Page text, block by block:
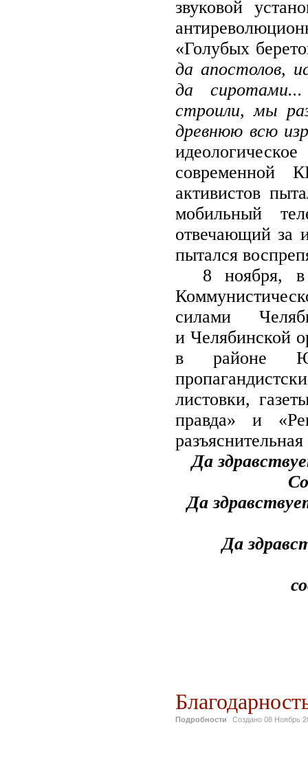
звуковой
«Голубых
да апостолов,
да
строили, мы
древнюю всю
современной
активистов
мобильный
отвечающий за
пытался
8 ноября, в
силами
и Челябинской
в районе
листовки,
правда» и
Да
Да
Да
Подробности Создано 08 Ноябрь